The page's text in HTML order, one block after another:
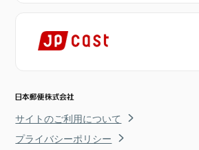
サイトのご利用について
プライバシーポリシー